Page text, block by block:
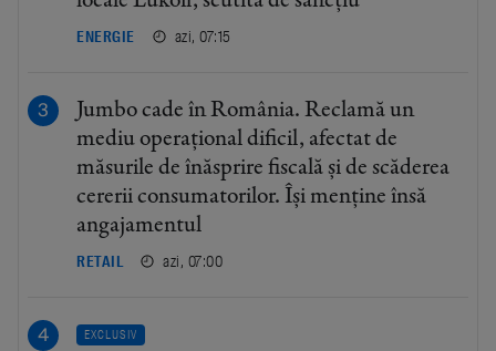
ENERGIE azi, 07:15
Jumbo cade în România. Reclamă un
mediu operațional dificil, afectat de
măsurile de înăsprire fiscală și de scăderea
cererii consumatorilor. Își menține însă
angajamentul
RETAIL azi, 07:00
EXCLUSIV